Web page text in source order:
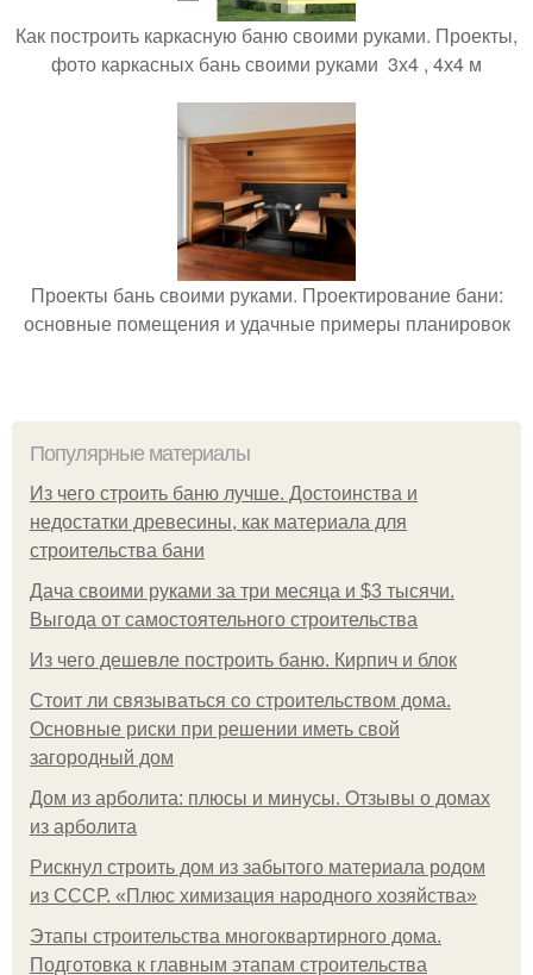
Как построить каркасную баню своими руками. Проекты,
фото каркасных бань своими руками 3х4 , 4х4 м
Проекты бань своими руками. Проектирование бани:
основные помещения и удачные примеры планировок
Популярные материалы
Из чего строить баню лучше. Достоинства и
недостатки древесины, как материала для
строительства бани
Дача своими руками за три месяца и $3 тысячи.
Выгода от самостоятельного строительства
Из чего дешевле построить баню. Кирпич и блок
Стоит ли связываться со строительством дома.
Основные риски при решении иметь свой
загородный дом
Дом из арболита: плюсы и минусы. Отзывы о домах
из арболита
Рискнул строить дом из забытого материала родом
из СССР. «Плюс химизация народного хозяйства»
Этапы строительства многоквартирного дома.
Подготовка к главным этапам строительства